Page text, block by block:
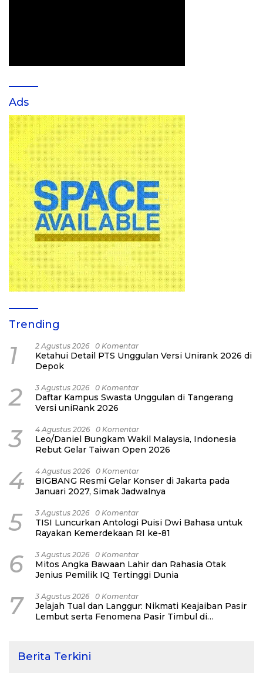
Ads
Trending
1 2 Agustus 2026 0 Komentar
Ketahui Detail PTS Unggulan Versi Unirank 2026 di
Depok
2 3 Agustus 2026 0 Komentar
Daftar Kampus Swasta Unggulan di Tangerang
Versi uniRank 2026
3 4 Agustus 2026 0 Komentar
Leo/Daniel Bungkam Wakil Malaysia, Indonesia
Rebut Gelar Taiwan Open 2026
4 4 Agustus 2026 0 Komentar
BIGBANG Resmi Gelar Konser di Jakarta pada
Januari 2027, Simak Jadwalnya
5 3 Agustus 2026 0 Komentar
TISI Luncurkan Antologi Puisi Dwi Bahasa untuk
Rayakan Kemerdekaan RI ke-81
6 3 Agustus 2026 0 Komentar
Mitos Angka Bawaan Lahir dan Rahasia Otak
Jenius Pemilik IQ Tertinggi Dunia
7 3 Agustus 2026 0 Komentar
Jelajah Tual dan Langgur: Nikmati Keajaiban Pasir
Lembut serta Fenomena Pasir Timbul di
Berita Terkini